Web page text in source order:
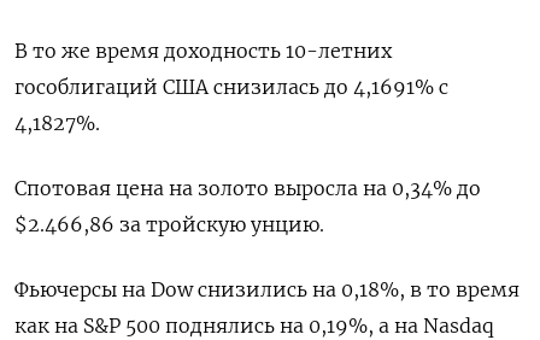
В то же время доходность 10-летних
гособлигаций США снизилась до 4,1691% с
4,1827%.
Спотовая цена на золото выросла на 0,34% до
$2.466,86 за тройскую унцию.
Фьючерсы на Dow снизились на 0,18%, в то время
как на S&P 500 поднялись на 0,19%, а на Nasdaq